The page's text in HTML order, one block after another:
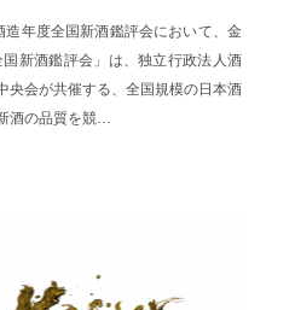
年度全国新酒鑑評会において、金
新酒鑑評会」は、独立行政法人酒
央会が共催する、全国規模の日本酒
酒の品質を競…